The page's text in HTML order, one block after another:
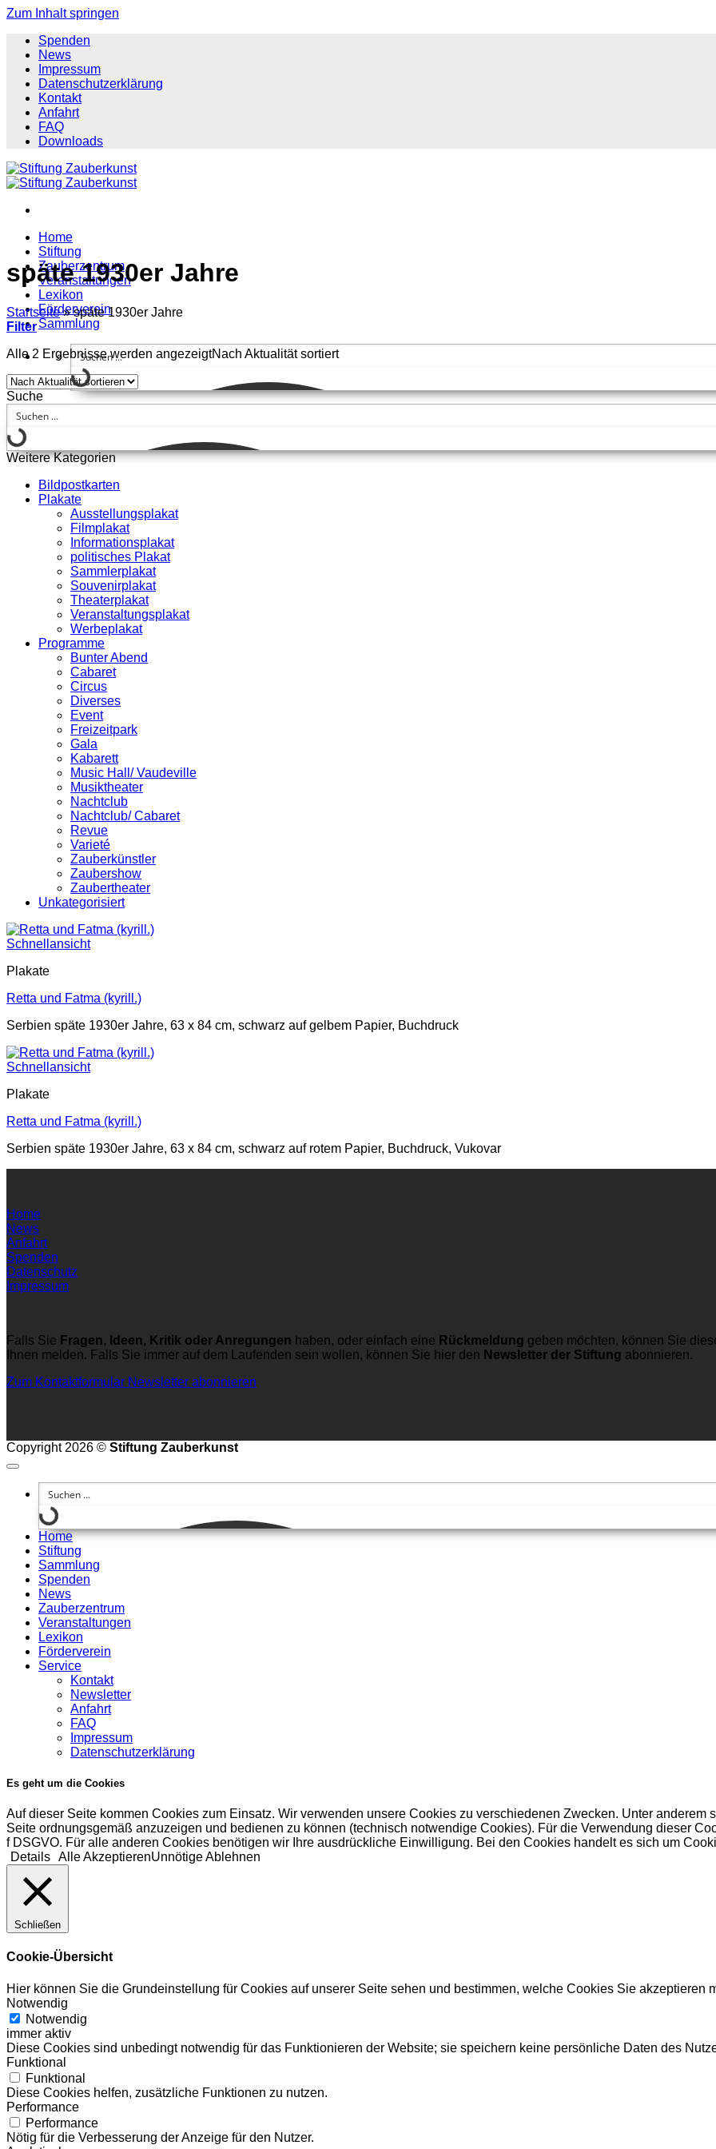
Zum Inhalt springen
Spenden
News
Impressum
Datenschutzerklärung
Kontakt
Anfahrt
FAQ
Downloads
Home
Stiftung
Zauberzentrum
Veranstaltungen
Lexikon
Förderverein
Sammlung
späte 1930er Jahre
Startseite » späte 1930er Jahre
Filter
Alle 2 Ergebnisse werden angezeigtNach Aktualität sortiert
Suche
Weitere Kategorien
Bildpostkarten
Plakate
Ausstellungsplakat
Filmplakat
Informationsplakat
politisches Plakat
Sammlerplakat
Souvenirplakat
Theaterplakat
Veranstaltungsplakat
Werbeplakat
Programme
Bunter Abend
Cabaret
Circus
Diverses
Event
Freizeitpark
Gala
Kabarett
Music Hall/ Vaudeville
Musiktheater
Nachtclub
Nachtclub/ Cabaret
Revue
Varieté
Zauberkünstler
Zaubershow
Zaubertheater
Unkategorisiert
Schnellansicht
Plakate
Retta und Fatma (kyrill.)
Serbien späte 1930er Jahre, 63 x 84 cm, schwarz auf gelbem Papier, Buchdruck
Schnellansicht
Plakate
Retta und Fatma (kyrill.)
Serbien späte 1930er Jahre, 63 x 84 cm, schwarz auf rotem Papier, Buchdruck, Vukovar
Home
News
Anfahrt
Spenden
Datenschutz
Impressum
Falls Sie Fragen, Ideen, Kritik oder Anregungen haben, oder einfach eine Rückmeldung geben möchten, können Sie
Ihnen melden. Falls Sie immer auf dem Laufenden sein wollen, können Sie hier den Newsletter der Stiftung abonnieren.
Zum Kontaktformular Newsletter abonnieren
Copyright 2026 © Stiftung Zauberkunst
Home
Stiftung
Sammlung
Spenden
News
Zauberzentrum
Veranstaltungen
Lexikon
Förderverein
Service
Kontakt
Newsletter
Anfahrt
FAQ
Impressum
Datenschutzerklärung
Es geht um die Cookies
Auf dieser Seite kommen Cookies zum Einsatz. Wir verwenden unsere Cookies zu verschiedenen Zwecken. Unter
Seite ordnungsgemäß anzuzeigen und bedienen zu können (technisch notwendige Cookies). Für die Verwendung dieser
f DSGVO. Für alle anderen Cookies benötigen wir Ihre ausdrückliche Einwilligung. Bei den Cookies handelt es sich um
Details Alle AkzeptierenUnnötige Ablehnen
Schließen
Cookie-Übersicht
Hier können Sie die Grundeinstellung für Cookies auf unserer Seite sehen und bestimmen, welche Cookies Sie akzeptieren
Notwendig
Notwendig
immer aktiv
Diese Cookies sind unbedingt notwendig für das Funktionieren der Website; sie speichern keine persönliche Daten des
Funktional
Funktional
Diese Cookies helfen, zusätzliche Funktionen zu nutzen.
Performance
Performance
Nötig für die Verbesserung der Anzeige für den Nutzer.